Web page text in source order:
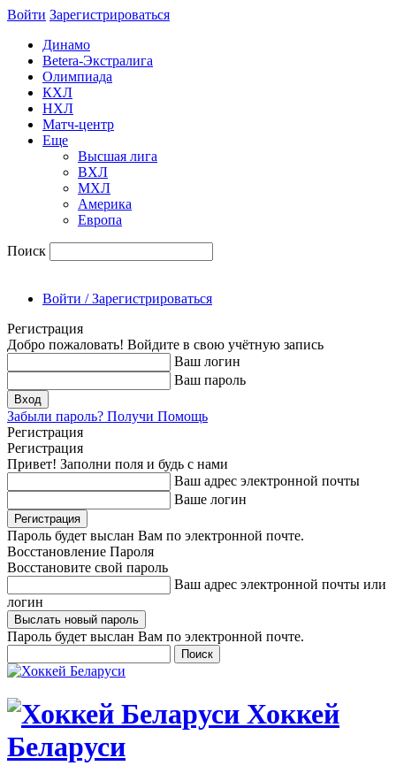
Войти Зарегиcтрироваться
Динамо
Betera-Экстралига
Олимпиада
КХЛ
НХЛ
Матч-центр
Еще
Высшая лига
ВХЛ
МХЛ
Америка
Европа
Поиск
Войти / Зарегистрироваться
Регистрация
Добро пожаловать! Войдите в свою учётную запись
Ваш логин
Ваш пароль
Забыли пароль? Получи Помощь
Регистрация
Регистрация
Привет! Заполни поля и будь с нами
Ваш адрес электронной почты
Ваше логин
Пароль будет выслан Вам по электронной почте.
Восстановление Пароля
Восстановите свой пароль
Ваш адрес электронной почты или
логин
Пароль будет выслан Вам по электронной почте.
Хоккей
Беларуси